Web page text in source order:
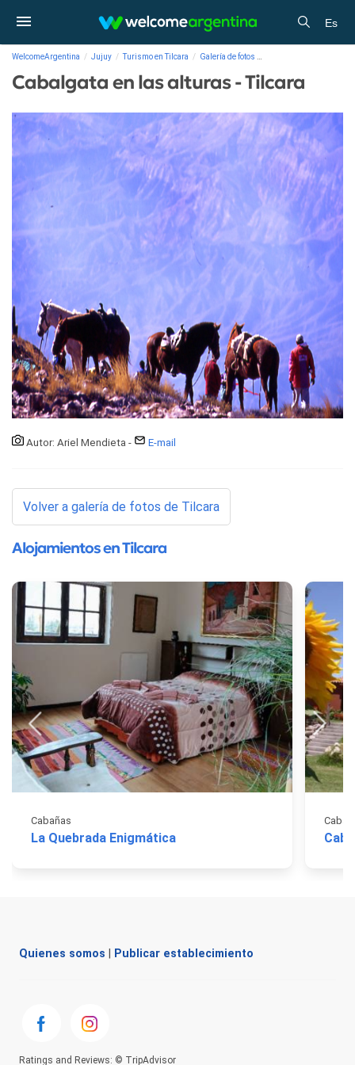
Es
WelcomeArgentina Jujuy Turismo en Tilcara Galería de fotos
Cabalgata en las alturas - Tilcara
Autor: Ariel Mendieta - E-mail
Volver a galería de fotos de Tilcara
Alojamientos en Tilcara
Cabañas
La Quebrada Enigmática
Quienes somos Publicar establecimiento
Ratings and Reviews: © TripAdvisor